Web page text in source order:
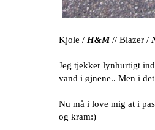
Kjole / H&M// Blazer /
Jeg tjekker lynhurtigt
vand i øjnene.. Men i
Nu må i love mig at i
og kram:)